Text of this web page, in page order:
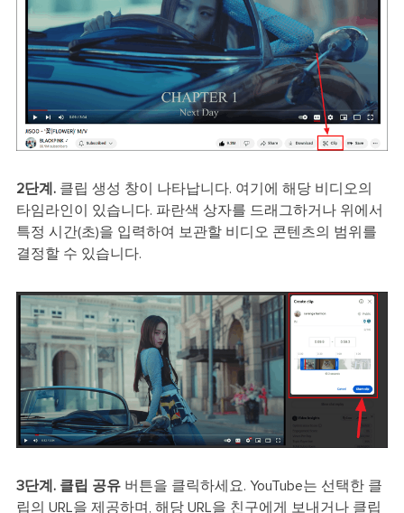
2단계.클립 생성 창이 나타납니다. 여기에 해당 비디오의
타임라인이 있습니다. 파란색 상자를 드래그하거나 위에서
특정 시간(초)을 입력하여 보관할 비디오 콘텐츠의 범위를
결정할 수 있습니다.
3단계. 클립 공유버튼을 클릭하세요. YouTube는 선택한 클
립의 URL을 제공하며, 해당 URL을 친구에게 보내거나 클립